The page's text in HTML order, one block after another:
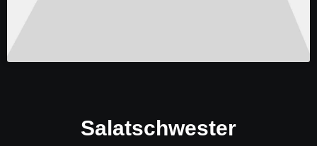
Salatschwester